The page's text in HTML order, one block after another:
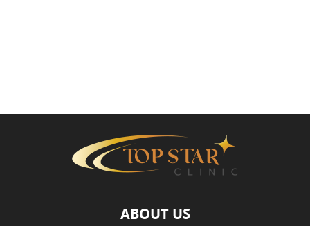
ABOUT US